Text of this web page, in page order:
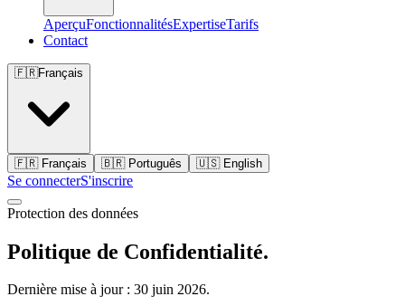
AperçuFonctionnalitésExpertiseTarifs
Contact
🇫🇷Français
🇫🇷 Français 🇧🇷 Português 🇺🇸 English
Se connecterS'inscrire
Protection des données
Politique de Confidentialité.
Dernière mise à jour : 30 juin 2026.